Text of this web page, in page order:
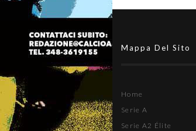
Mappa Del Sito
Home
Serie A
Serie A2 Élite